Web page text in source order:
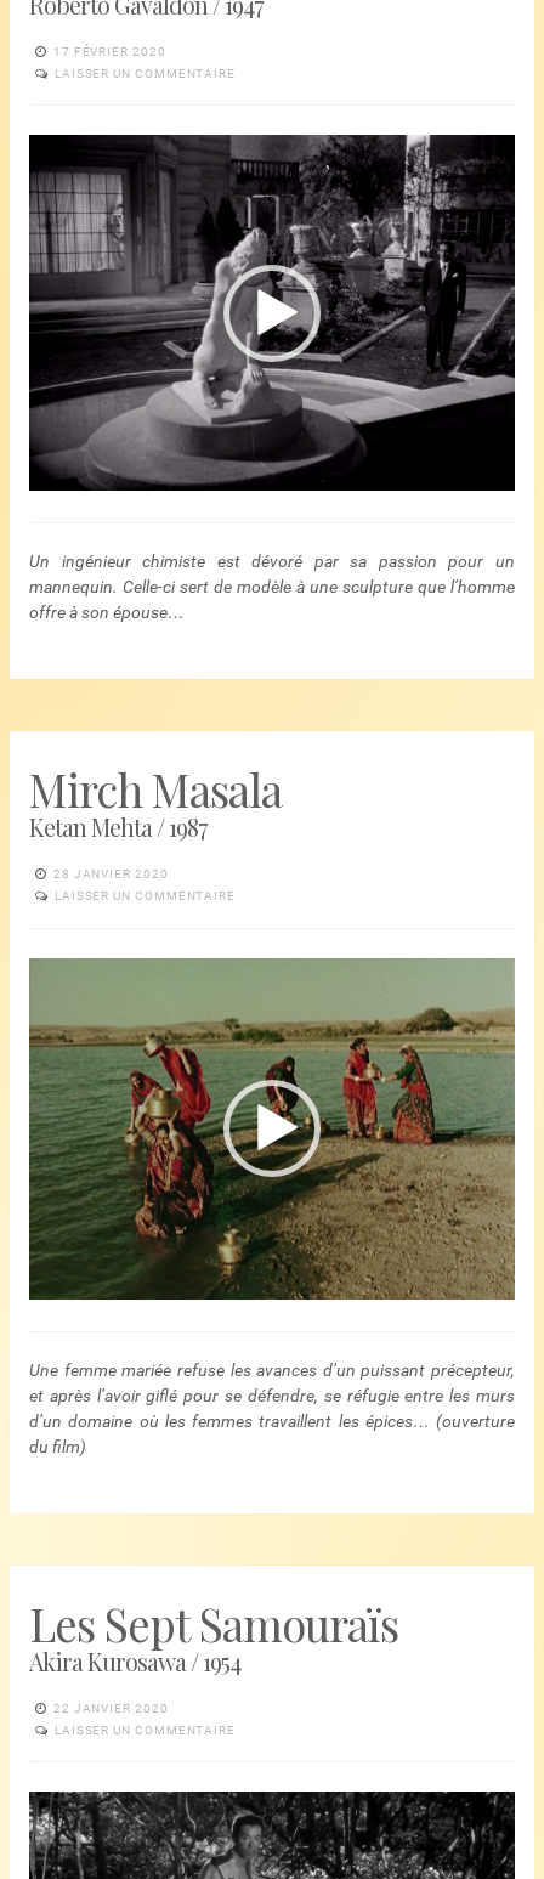
17 FÉVRIER 2020
LAISSER UN COMMENTAIRE
vidéo
Un ingénieur chimiste est dévoré par sa passion pour un
mannequin. Celle-ci sert de modèle à une sculpture que l’homme
offre à son épouse…
Mirch Masala
Ketan Mehta / 1987
28 JANVIER 2020
LAISSER UN COMMENTAIRE
Une femme mariée refuse les avances d’un puissant précepteur,
et après l’avoir giflé pour se défendre, se réfugie entre les murs
d’un domaine où les femmes travaillent les épices… (ouverture
du film)
Les Sept Samouraïs
Akira Kurosawa / 1954
22 JANVIER 2020
LAISSER UN COMMENTAIRE
Lecteur
vidéo